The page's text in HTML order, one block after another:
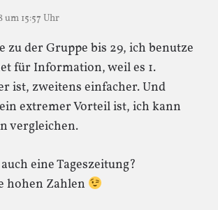
um 15:57 Uhr
zu der Gruppe bis 29, ich benutze
für Information, weil es 1.
ist, zweitens einfacher. Und
extremer Vorteil ist, ich kann
vergleichen.
eine Tageszeitung?
hohen Zahlen